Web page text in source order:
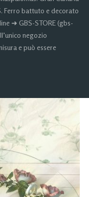
Ferro battuto e decorato
➜ GBS-STORE (gbs-
negozio
e può essere